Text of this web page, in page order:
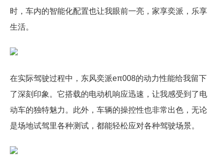
时，车内的智能化配置也让我眼前一亮，家享奕派，乐享
生活。
在实际驾驶过程中，东风奕派eπ008的动力性能给我留下
了深刻印象。它搭载的电动机响应迅速，让我感受到了电
动车的独特魅力。此外，车辆的操控性也非常出色，无论
是场地试驾里各种测试，都能轻松应对各种驾驶场景。